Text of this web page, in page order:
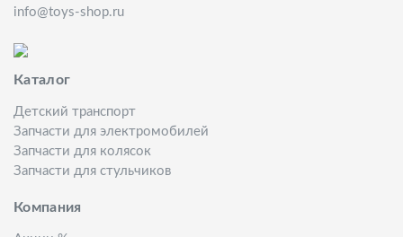
info@toys-shop.ru
Каталог
Детский транспорт
Запчасти для электромобилей
Запчасти для колясок
Запчасти для стульчиков
Компания